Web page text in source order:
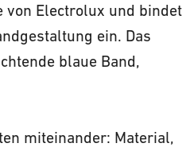
von Electrolux und bindet
ein. Das
blaue Band,
miteinander: Material,